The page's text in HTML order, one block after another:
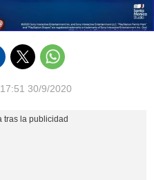
17:51 30/9/2020